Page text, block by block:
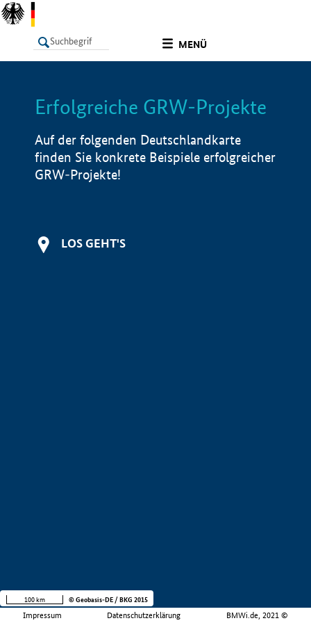
MENÜ
LISTE Info
Erfolgreiche GRW-Projekte
Auf der folgenden Deutschlandkarte
finden Sie konkrete Beispiele erfolgreicher
GRW-Projekte!
LOS GEHT'S
Impressum Datenschutzerklärung BMWi.de, 2021 ©
100 km © Geobasis-DE / BKG 2015